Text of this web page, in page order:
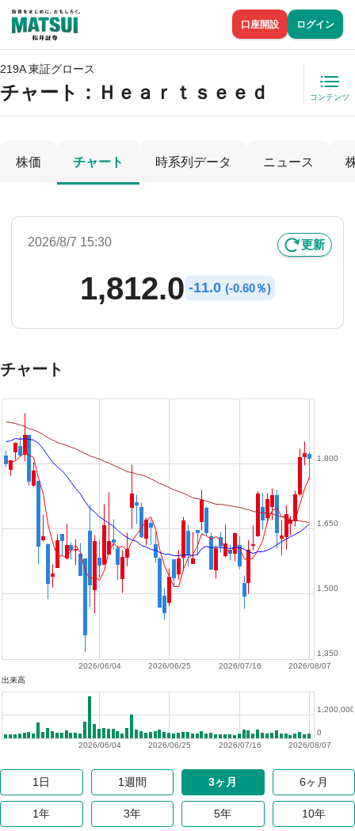
口座開設 ログイン
219A 東証グロース
チャート： Ｈｅａｒｔｓｅｅｄ コンテンツ
株価 チャート 時系列データ ニュース
2026/8/7 15:30 更新
1,812.0 -11.0 (-0.60％)
チャート
2026/08/07
2026/07/16
2026/06/25
2026/06/04
1,350
1,500
1,650
1,800
出来高
2026/08/07
2026/07/16
2026/06/25
2026/06/04
0
1,200,000
1日 1週間 3ヶ月 6ヶ月
1年 3年 5年 10年